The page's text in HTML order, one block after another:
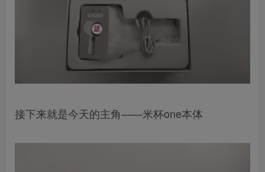
接下来就是今天的主角——米杯one本体